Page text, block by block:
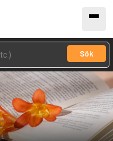
Sök